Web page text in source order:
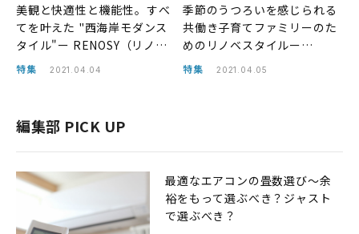
美観と快適性と機能性。すべ
てを叶えた "西海岸モダンス
タイル"ー RENOSY（リノシ
ー）リノベ事例
特集 2021.04.04
季節のうつろいを感じられる
共働き子育てファミリーのた
めのリノベスタイルー
RENOSY（リノシー）リノベ
特集 2021.04.05
編集部 PICK UP
最適なエアコンの畳数選び〜余
裕をもって選ぶべき？ジャスト
で選ぶべき？